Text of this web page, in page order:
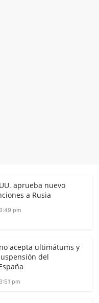
aprueba nuevo
a Rusia
pm
acepta ultimátums y
del
pm